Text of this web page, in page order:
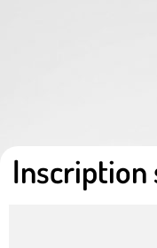
Inscription